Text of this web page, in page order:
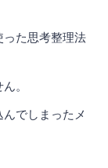
った思考整理法
。
でしまったメ